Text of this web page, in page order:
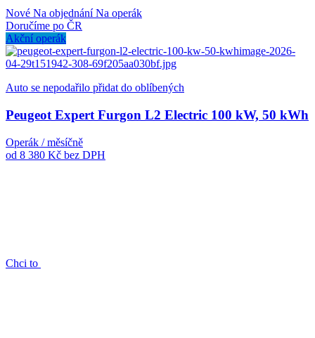
Nové Na objednáníNa operák
Doručíme po ČR
Akční operák
Auto se nepodařilo přidat do oblíbených
Peugeot Expert Furgon L2 Electric 100 kW, 50 kWh
Operák / měsíčně
od 8 380 Kč bez DPH
Chci to